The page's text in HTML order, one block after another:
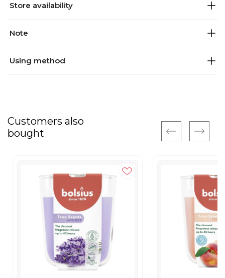
Store availability
Note
Using method
Customers also
bought